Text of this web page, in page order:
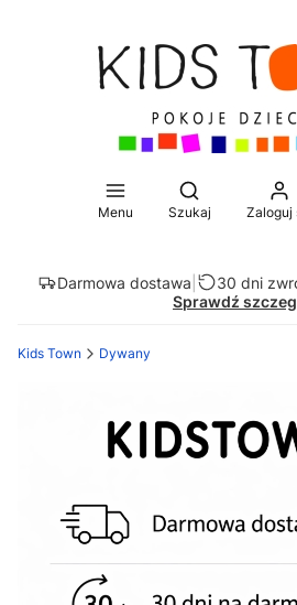
Menu
Otwórz
Szukaj Zaloguj
Darmowa dostawa 30 dni
Sprawdź
Kids Town Dywany